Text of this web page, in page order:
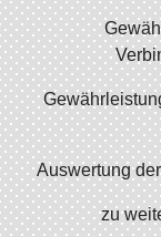
Auswertung
zu